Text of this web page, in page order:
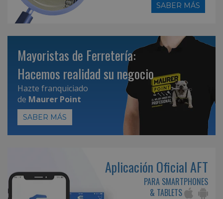
SABER MÁS
Mayoristas de Ferretería:
Hacemos realidad su negocio
Hazte franquiciado
de Maurer Point
SABER MÁS
Aplicación Oficial AFT
PARA SMARTPHONES
& TABLETS